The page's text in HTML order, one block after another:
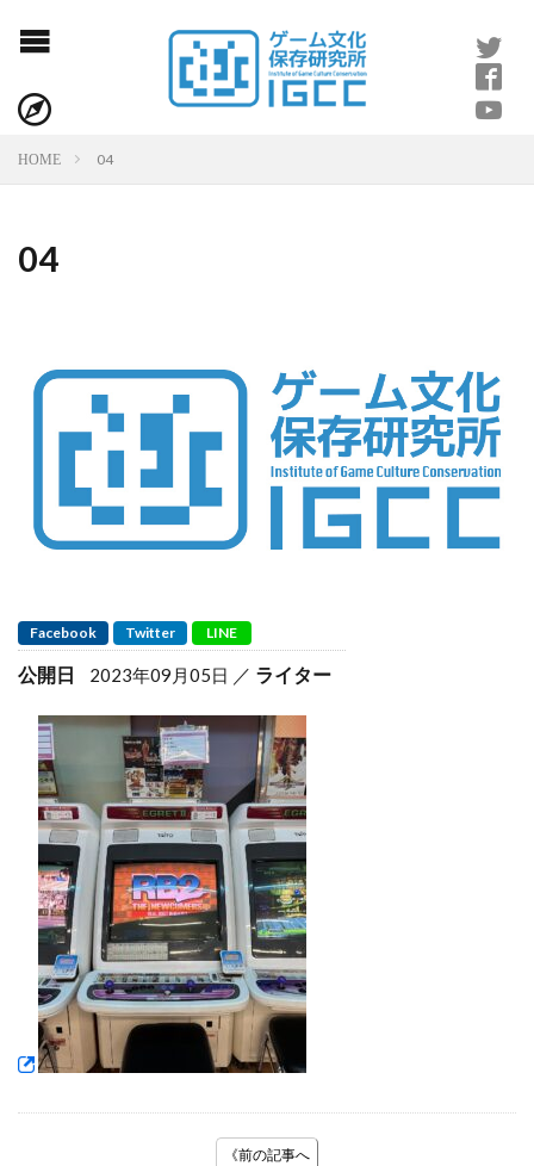
HOME 04
04
Facebook Twitter LINE
公開日 2023年09月05日 ライター
《前の記事へ